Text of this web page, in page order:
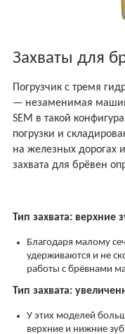
Захваты для
Погрузчик с тремя
— незаменимая
SEM в такой
погрузки и
на железных дорогах
захвата для брёвен
Тип захвата: верхние
Благодаря малому
удерживаются и не
работы с брёвнами
Тип захвата:
У этих моделей
верхние и нижние